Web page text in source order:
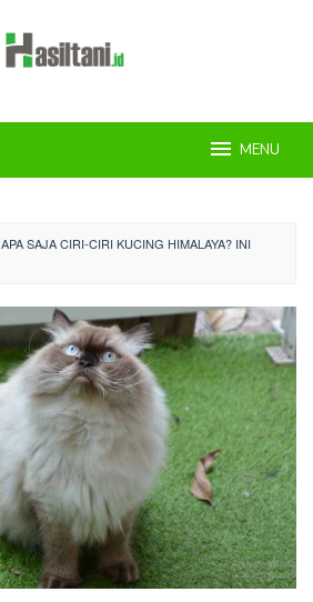
MENU
APA SAJA CIRI-CIRI KUCING HIMALAYA? INI